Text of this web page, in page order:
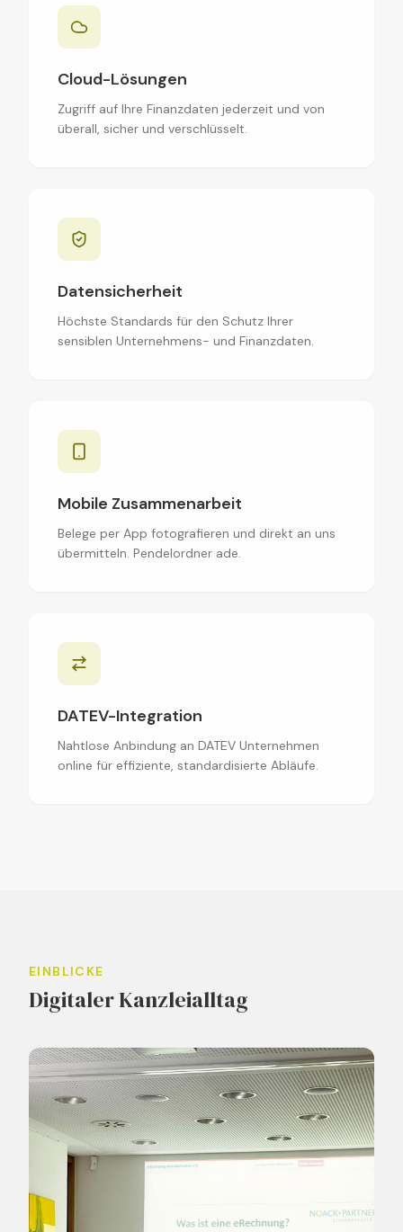
Cloud-Lösungen
Zugriff auf Ihre Finanzdaten jederzeit und von
überall, sicher und verschlüsselt.
Datensicherheit
Höchste Standards für den Schutz Ihrer
sensiblen Unternehmens- und Finanzdaten.
Mobile Zusammenarbeit
Belege per App fotografieren und direkt an uns
übermitteln. Pendelordner ade.
DATEV-Integration
Nahtlose Anbindung an DATEV Unternehmen
online für effiziente, standardisierte Abläufe.
EINBLICKE
Digitaler Kanzleialltag